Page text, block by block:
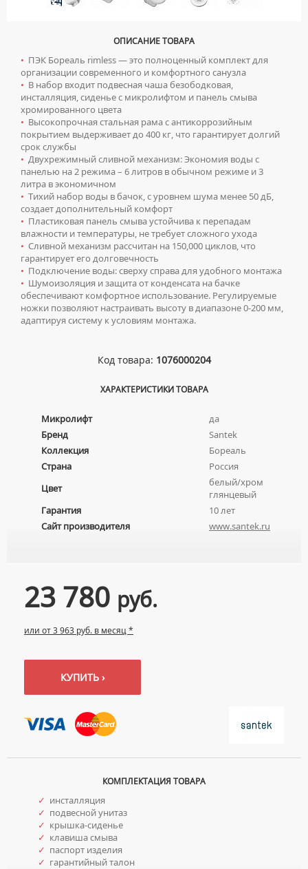
ОПИСАНИЕ ТОВАРА
• ПЭК Бореаль rimless — это полноценный комплект для
организации современного и комфортного санузла
• В набор входит подвесная чаша безободковая,
инсталляция, сиденье с микролифтом и панель смыва
хромированного цвета
• Высокопрочная стальная рама с антикоррозийным
покрытием выдерживает до 400 кг, что гарантирует долгий
срок службы
• Двухрежимный сливной механизм: Экономия воды с
панелью на 2 режима – 6 литров в обычном режиме и 3
литра в экономичном
• Тихий набор воды в бачок, с уровнем шума менее 50 дБ,
создает дополнительный комфорт
• Пластиковая панель смыва устойчива к перепадам
влажности и температуры, не требует сложного ухода
• Сливной механизм рассчитан на 150,000 циклов, что
гарантирует его долговечность
• Подключение воды: сверху справа для удобного монтажа
• Шумоизоляция и защита от конденсата на бачке
обеспечивают комфортное использование. Регулируемые
ножки позволяют настраивать высоту в диапазоне 0-200 мм,
адаптируя систему к условиям монтажа.
Код товара: 1076000204
ХАРАКТЕРИСТИКИ ТОВАРА
Микролифт
да
Бренд
Santek
Коллекция
Бореаль
Страна
Россия
Цвет
белый/хром
глянцевый
Гарантия
10 лет
Сайт производителя
www.santek.ru
23 780 руб.
или от 3 963 руб. в месяц *
КУПИТЬ ›
КОМПЛЕКТАЦИЯ ТОВАРА
✓ инсталляция
✓ подвесной унитаз
✓ крышка-сиденье
✓ клавиша смыва
✓ паспорт изделия
✓ гарантийный талон
ЗЕРКАЛА БЕЗ ПОДСВЕТКИ
ЗЕРКАЛЬНЫЕ ШКАФЫ БЕЗ ПОДСВЕТКИ
ЗЕРКАЛЬНЫЕ ШКАФЫ С ПОДСВЕТКОЙ
ПЕНАЛЫ НАПОЛЬНЫЕ
ПЕНАЛЫ ПОДВЕСНЫЕ
ПОЛУПЕНАЛЫ НАПОЛЬНЫЕ
ПОЛУПЕНАЛЫ ПОДВЕСНЫЕ
ТУМБЫ С УМЫВАЛЬНИКОМ НАПОЛЬНЫЕ
ТУМБЫ С УМЫВАЛЬНИКОМ ПОДВЕСНЫЕ
ШКАФЫ НАВЕСНЫЕ
Мойки для кухни
МОЙКИ ДЛЯ ПОДСТОЛЬНОГО МОНТАЖА
МОЙКИ ИЗ ИСКУССТВЕННОГО КАМНЯ
МОЙКИ ИЗ НЕРЖАВЕЮЩЕЙ СТАЛИ
МРАМОРНЫЕ МОЙКИ
ПРОФЕССИОНАЛЬНЫЕ МОЙКИ
СИФОНЫ ДЛЯ КУХОННЫХ МОЕК
СИФОНЫ ДЛЯ ПИССУАРОВ
СМЫВНЫЕ УСТРОЙСТВА ДЛЯ ПИССУАРОВ
Полотенцесушители
ВОДЯНЫЕ ПОЛОТЕНЦЕСУШИТЕЛИ
ЭЛЕКТРИЧЕСКИЕ ПОЛОТЕНЦЕСУШИТЕЛИ
КОМПЛЕКТУЮЩИЕ ДЛЯ ПОЛОТЕНЦЕСУШИТЕЛЕЙ
Радиаторы отопления
АЛЮМИНИЕВЫЕ РАДИАТОРЫ
БИМЕТАЛЛИЧЕСКИЕ РАДИАТОРЫ
СТАЛЬНЫЕ РАДИАТОРЫ
КОМПЛЕКТУЮЩИЕ ДЛЯ РАДИАТОРОВ
Ревизионные люки
ЛЮКИ ПОД ПЛИТКУ
ЛЮКИ ПОД ПОКРАСКУ
НАПОЛЬНЫЕ ЛЮКИ
Сантехника для МГН
ИНСТАЛЛЯЦИИ ДЛЯ МГН
ПОРУЧНИ ДЛЯ МГН
СМЕСИТЕЛИ ДЛЯ МГН
УМЫВАЛЬНИКИ ДЛЯ МГН
УНИТАЗЫ ДЛЯ МГН
Смесители
СМЕСИТЕЛИ ДЛЯ БИДЕ
СМЕСИТЕЛИ ДЛЯ ВАННЫ
СМЕСИТЕЛИ ДЛЯ ДУША
СМЕСИТЕЛИ ДЛЯ КУХНИ
СМЕСИТЕЛИ ДЛЯ УМЫВАЛЬНИКА
СМЕСИТЕЛИ МОНО
СМЕСИТЕЛИ НА БОРТ ВАННЫ
ТЕРМОСТАТИЧЕСКИЕ СМЕСИТЕЛИ
УГЛОВЫЕ ВЕНТИЛЯ ДЛЯ СМЕСИТЕЛЕЙ
Сифоны
ДЛЯ ДУШЕВЫХ ПОДДОНОВ
ДЛЯ УМЫВАЛЬНИКОВ
Сушилки для рук
АВТОМАТИЧЕСКИЕ СУШИЛКИ ДЛЯ РУК
НАЖИМНЫЕ СУШИЛКИ ДЛЯ РУК
ПОГРУЖНЫЕ СУШИЛКИ ДЛЯ РУК
Умывальники
ВРЕЗНЫЕ УМЫВАЛЬНИКИ
ДВОЙНЫЕ УМЫВАЛЬНИКИ
МЕБЕЛЬНЫЕ УМЫВАЛЬНИКИ
НАКЛАДНЫЕ УМЫВАЛЬНИКИ
УМЫВАЛЬНИКИ НАД СТИРАЛЬНЫМИ МАШИНАМИ
ПОЛУПЬЕДЕСТАЛЫ ДЛЯ УМЫВАЛЬНИКОВ
Унитазы
ПОДВЕСНЫЕ УНИТАЗЫ
ПРИСТАВНЫЕ УНИТАЗЫ
УНИТАЗЫ-КОМПАКТЫ
КРЫШКИ-СИДЕНЬЯ
КОМПЛЕКТУЮЩИЕ ДЛЯ УНИТАЗОВ